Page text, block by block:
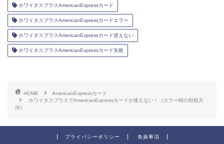
ホワイタスプラスAmericanExpressカード
ホワイタスプラスAmericanExpressカードエラー
ホワイタスプラスAmericanExpressカード使えない
ホワイタスプラスAmericanExpressカード失敗
HOME
AmericanExpressカード
ホワイタスプラスでAmericanExpressカードが使えない！（エラー時の対処方
法）
プライバシーポリシー 免責事項